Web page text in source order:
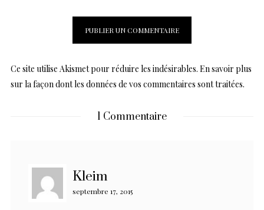
Ce site utilise Akismet pour réduire les indésirables. En savoir plus
sur la façon dont les données de vos commentaires sont traitées.
1 Commentaire
Kleim
septembre 17, 2015